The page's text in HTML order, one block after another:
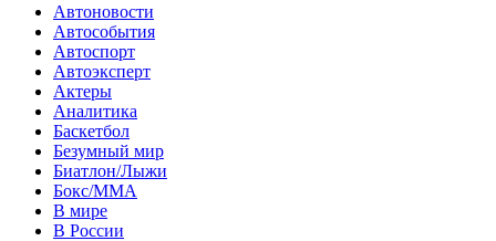
Автоновости
Автособытия
Автоспорт
Автоэксперт
Актеры
Аналитика
Баскетбол
Безумный мир
Биатлон/Лыжи
Бокс/MMA
В мире
В России